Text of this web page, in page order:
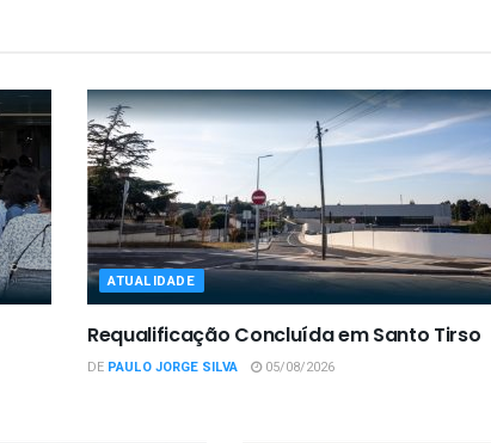
ATUALIDADE
Requalificação Concluída em Santo Tirso
DE PAULO JORGE SILVA 05/08/2026